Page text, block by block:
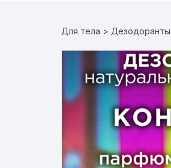
Для тела > Дезодоранты